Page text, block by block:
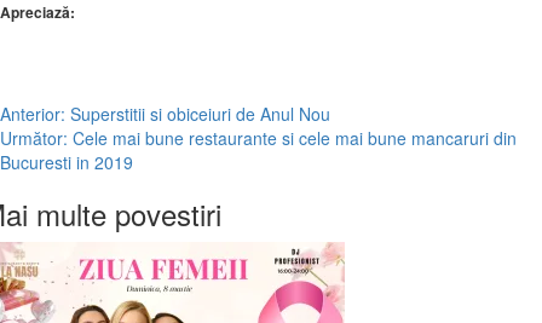
Apreciază:
Post
navigation
Anterior: Superstitii si obiceiuri de Anul Nou
Următor: Cele mai bune restaurante si cele mai bune mancaruri din
Bucuresti in 2019
multe povestiri